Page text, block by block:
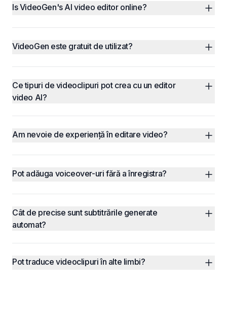
Is VideoGen's AI video editor online?
VideoGen este gratuit de utilizat?
Ce tipuri de videoclipuri pot crea cu un editor
video AI?
Am nevoie de experiență în editare video?
Pot adăuga voiceover-uri fără a înregistra?
Cât de precise sunt subtitrările generate
automat?
Pot traduce videoclipuri în alte limbi?